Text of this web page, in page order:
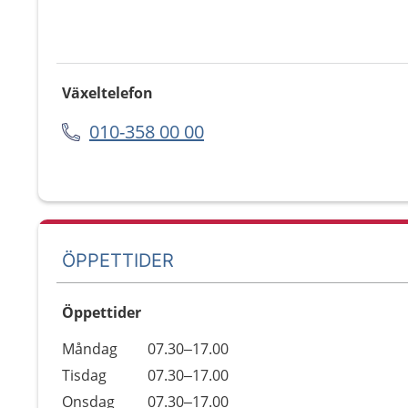
Växeltelefon
010-358 00 00
ÖPPETTIDER
Öppettider
Dag
Öppettider
Kommentarer
Måndag
07.30–17.00
Tisdag
07.30–17.00
Onsdag
07.30–17.00